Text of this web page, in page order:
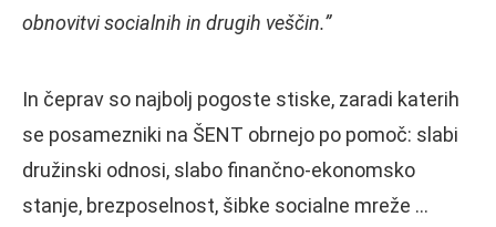
obnovitvi socialnih in drugih veščin.”
In čeprav so najbolj pogoste stiske, zaradi katerih
se posamezniki na ŠENT obrnejo po pomoč: slabi
družinski odnosi, slabo finančno-ekonomsko
stanje, brezposelnost, šibke socialne mreže …